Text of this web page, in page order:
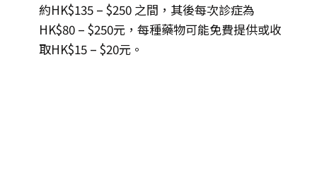
約HK$135 – $250 之間，其後每次診症為
HK$80 – $250元，每種藥物可能免費提供或收
取HK$15 – $20元。